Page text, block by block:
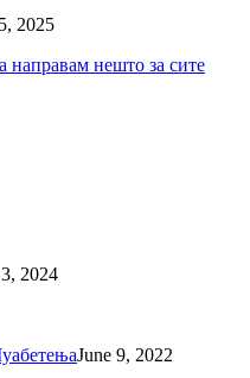
2025
направам нешто за сите
2024
June 9, 2022